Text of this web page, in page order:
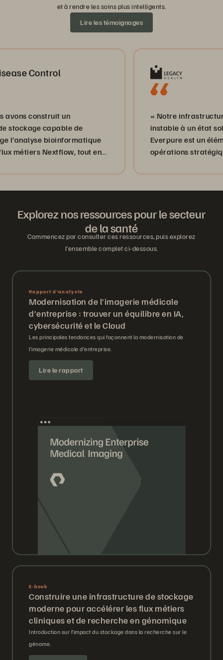
et à rendre les soins plus intelligents.
Lire les témoignages
Control
construit un
capable de
bioinformatique
Nextflow, tout en
« Notre infrastructure
instable à un état solide
Everpure est un élément
opérations stratégiques.
Explorez nos ressources pour le secteur
de la santé
Commencez par consulter ces ressources, puis explorez
l’ensemble complet ci-dessous.
Rapport d’analyste
Modernisation de l’imagerie médicale
d’entreprise : trouver un équilibre en IA,
cybersécurité et le Cloud
Les principales tendances qui façonnent la modernisation de
l’imagerie médicale d’entreprise.
Lire le rapport
E-book
Construire une infrastructure de stockage
moderne pour accélérer les flux métiers
cliniques et de recherche en génomique
Introduction sur l’impact du stockage dans la recherche sur le
génome.